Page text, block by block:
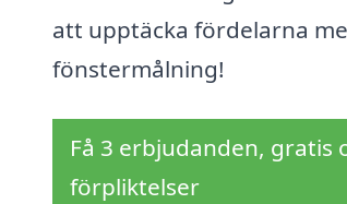
att upptäcka fördelarna
fönstermålning!
Få 3 erbjudanden, gratis
förpliktelser